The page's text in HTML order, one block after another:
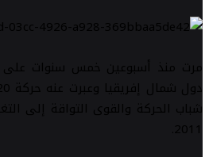
مرت منذ أسبوعين خمس سنوات على
شباب الحركة والقوى التواقة إلى
2011.